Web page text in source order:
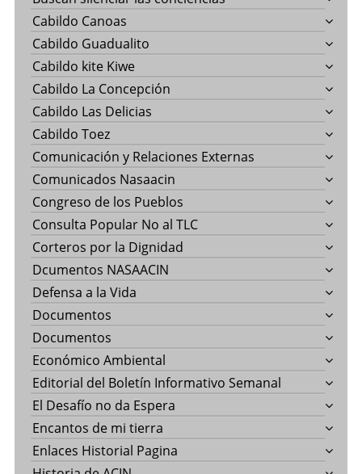
Cabildo Canoas
Cabildo Guadualito
Cabildo kite Kiwe
Cabildo La Concepción
Cabildo Las Delicias
Cabildo Toez
Comunicación y Relaciones Externas
Comunicados Nasaacin
Congreso de los Pueblos
Consulta Popular No al TLC
Corteros por la Dignidad
Dcumentos NASAACIN
Defensa a la Vida
Documentos
Documentos
Económico Ambiental
Editorial del Boletín Informativo Semanal
El Desafío no da Espera
Encantos de mi tierra
Enlaces Historial Pagina